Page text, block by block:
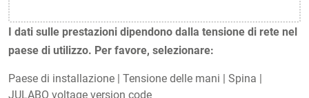
I dati sulle prestazioni dipendono dalla tensione di rete nel
paese di utilizzo. Per favore, selezionare:
Paese di installazione Tensione delle mani Spina
JULABO voltage version code